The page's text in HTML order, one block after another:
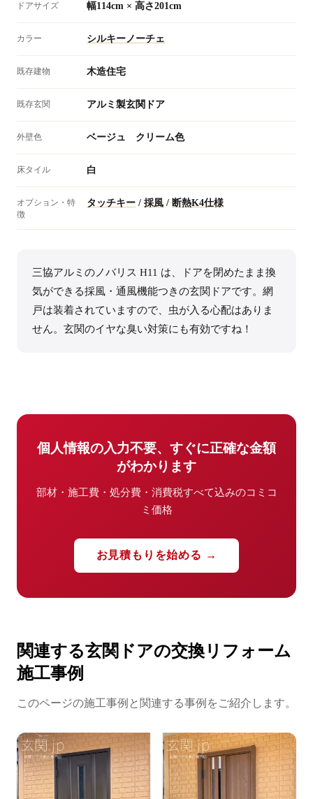
ドアサイズ 幅114cm × 高さ201cm
カラー シルキーノーチェ
既存建物 木造住宅
既存玄関 アルミ製玄関ドア
外壁色 ベージュ クリーム色
床タイル 白
オプション・特
徴
タッチキー / 採風 / 断熱K4仕様
三協アルミのノバリス H11 は、ドアを閉めたまま換
気ができる採風・通風機能つきの玄関ドアです。網
戸は装着されていますので、虫が入る心配はありま
せん。玄関のイヤな臭い対策にも有効ですね！
個人情報の入力不要、すぐに正確な金額
がわかります
部材・施工費・処分費・消費税すべて込みのコミコ
ミ価格
お見積もりを始める →
関連する玄関ドアの交換リフォーム
施工事例
このページの施工事例と関連する事例をご紹介します。